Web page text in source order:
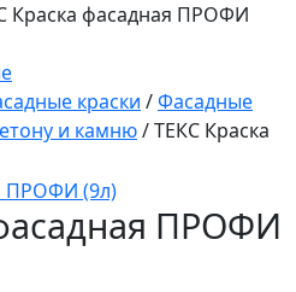
Краска фасадная ПРОФИ
краски /Фасадные
и камню/ ТЕКС Краска
ПРОФИ